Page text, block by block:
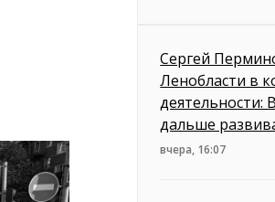
Сергей
Ленобласти в
деятельности:
дальше
вчера, 16:07